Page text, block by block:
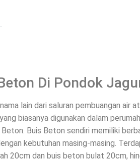
Di Pondok
lain dari saluran pembuangan air
biasanya digunakan dalam
Buis Beton sendiri memiliki
kebutuhan masing-masing.
20cm dan buis beton bulat 20cm,